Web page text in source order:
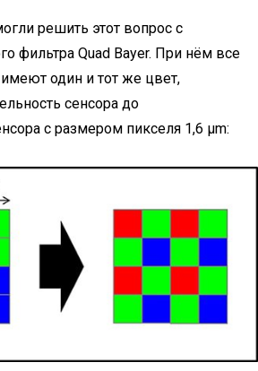
решить этот вопрос с
фильтра Quad Bayer. При нём все
один и тот же цвет,
сенсора до
с размером пикселя 1,6 µm: